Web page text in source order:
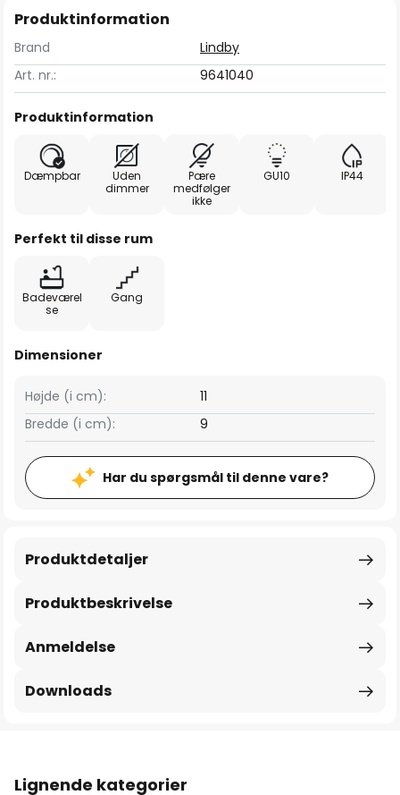
Produktinformation
Brand
Lindby
Art. nr.:
9641040
Produktinformation
Dæmpbar
Uden
dimmer
Pære
medfølger
ikke
GU10 IP44
Perfekt til disse rum
Badeværel
se
Gang
Dimensioner
Bredde (i cm): 9
Højde (i cm): 11
Har du spørgsmål til denne vare?
Produktbeskrivelse
Produktdetaljer
Anmeldelse
Downloads
Lignende kategorier